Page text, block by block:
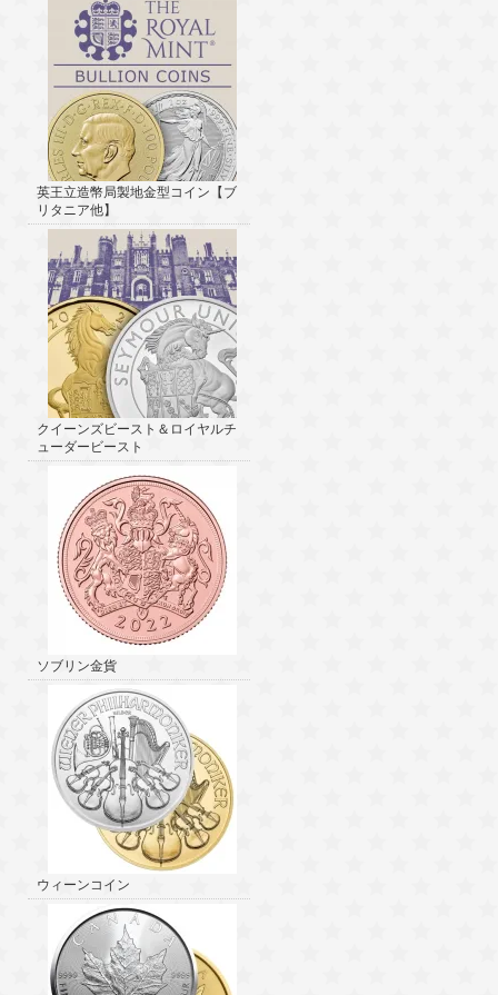
英王立造幣局製地金型コイン【ブ
リタニア他】
クイーンズビースト＆ロイヤルチ
ューダービースト
ソブリン金貨
ウィーンコイン